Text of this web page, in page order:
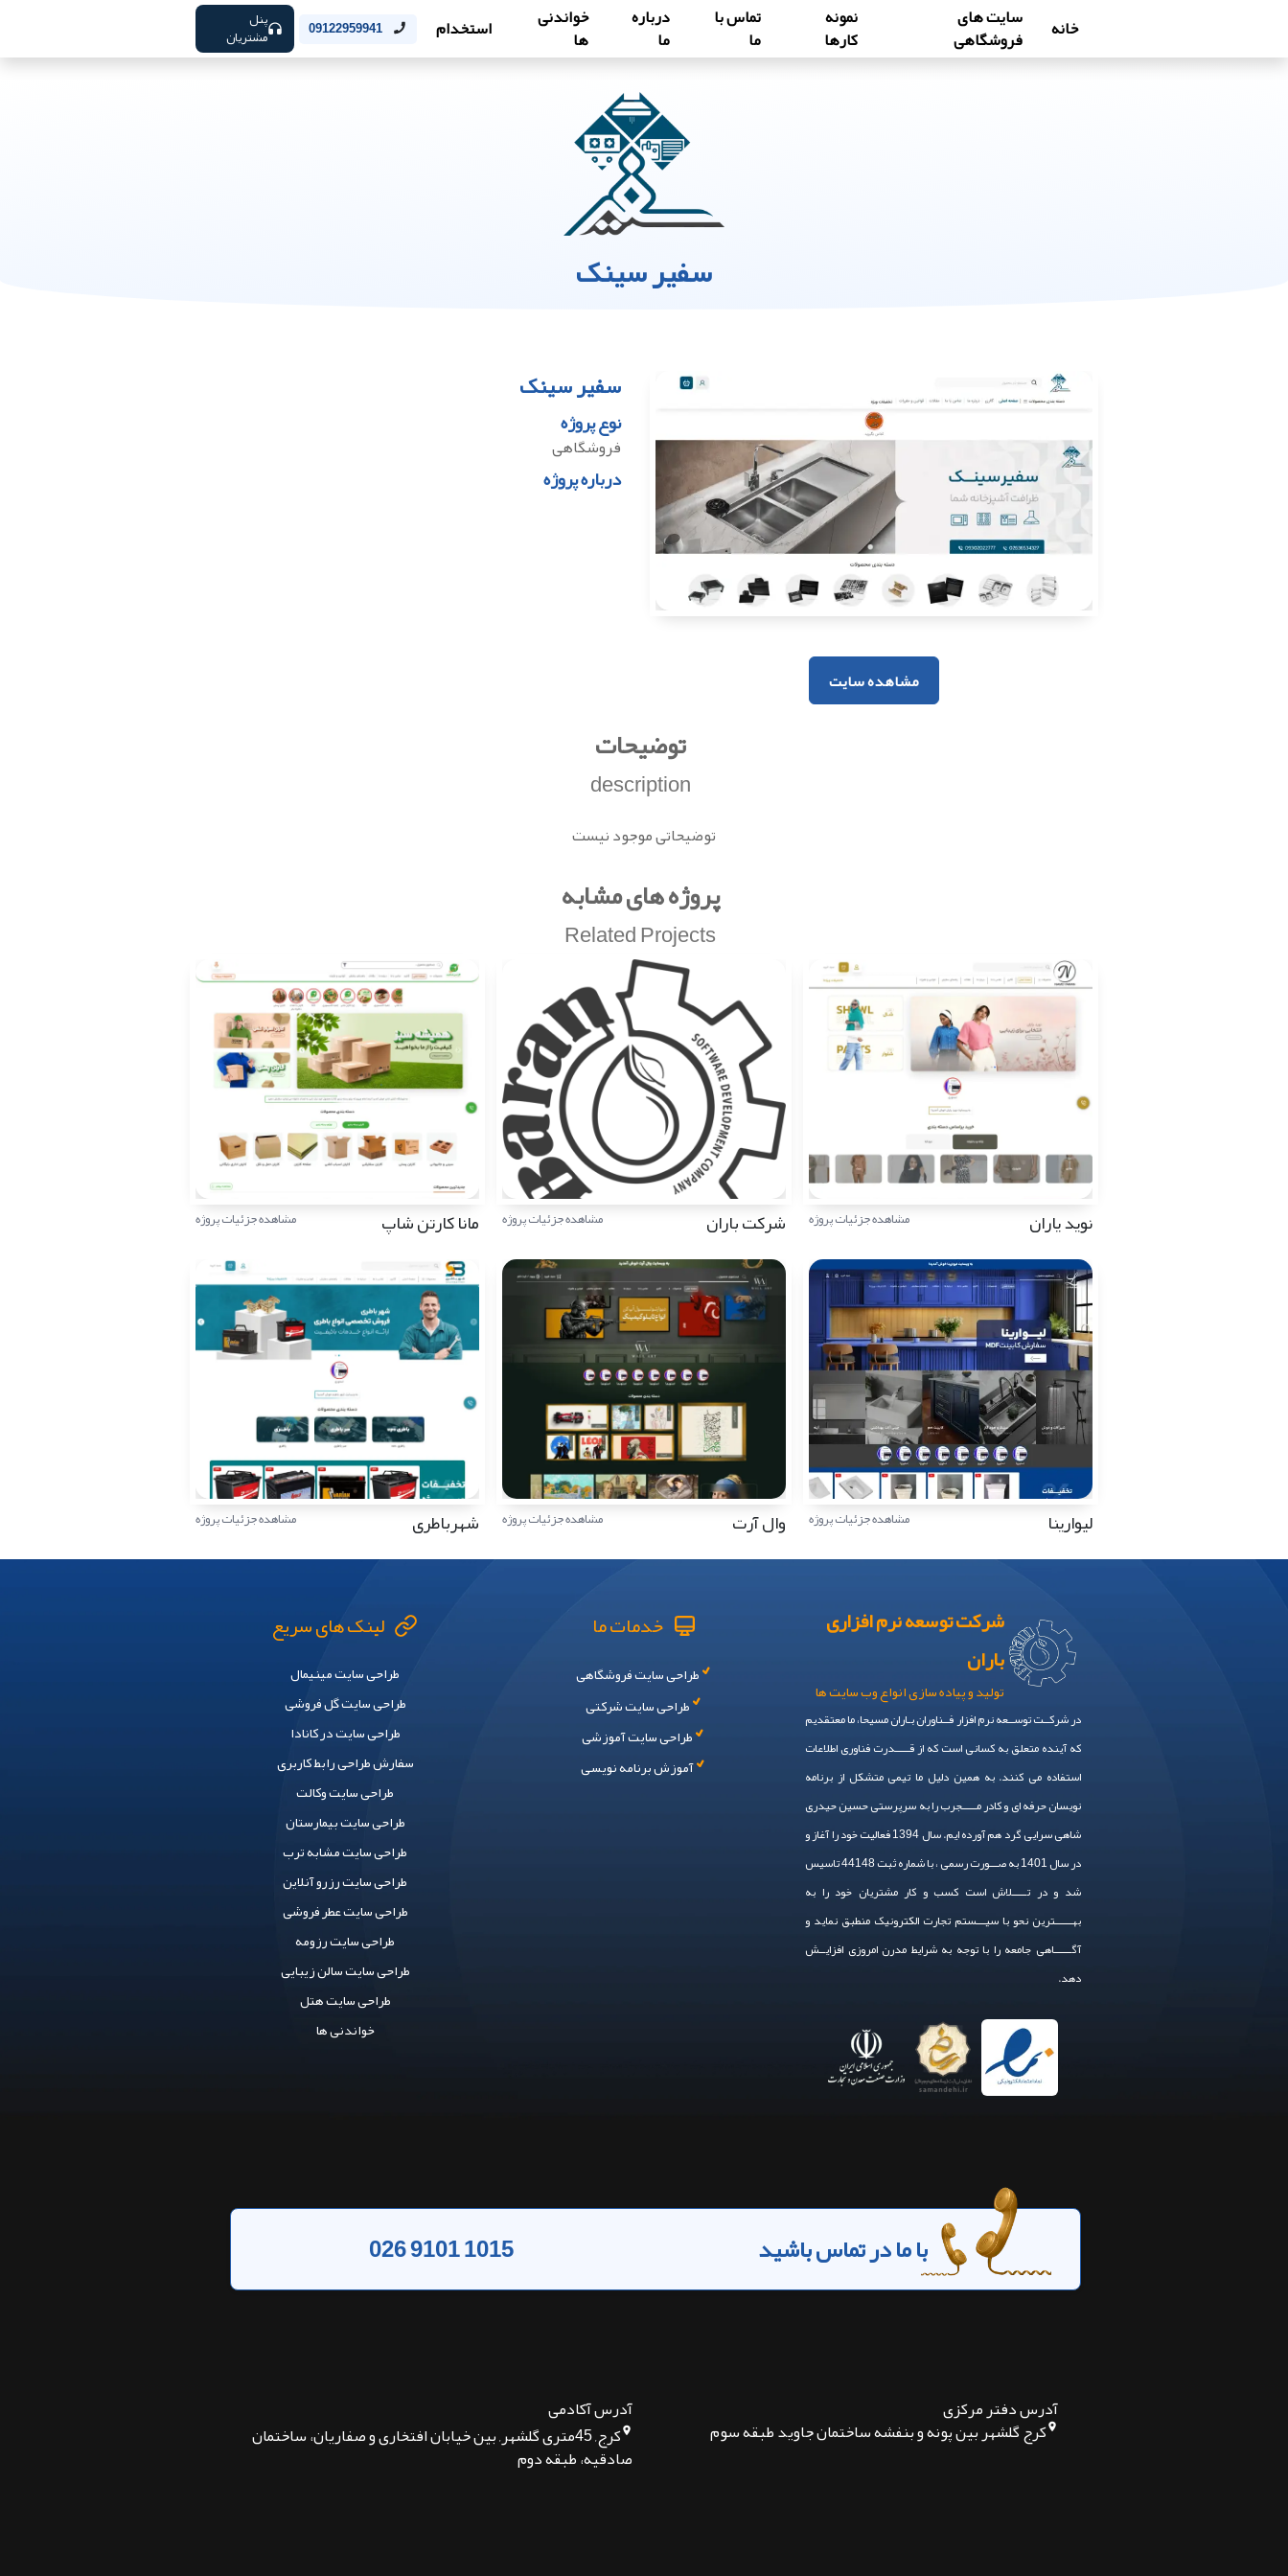
خانه سایت های
فروشگاهی
نمونه
کارها
تماس با
ما
درباره
ما
خواندنی
ها استخدام 09122959941 پنل
مشتریان
سفیر سینک
مشاهده سایت
سفیر سینک
نوع پروژه
فروشگاهی
درباره پروژه
توضیحات
description
توضیحاتی موجود نیست
پروژه های مشابه
Related Projects
نوید یاران مشاهده جزئیات پروژه شرکت باران مشاهده جزئیات پروژه مانا کارتن شاپ مشاهده جزئیات پروژه
لیوارینا مشاهده جزئیات پروژه وال آرت مشاهده جزئیات پروژه شهرباطری مشاهده جزئیات پروژه
شرکت توسعه نرم افزاری
باران
تولید و پیاده سازی انواع وب سایت ها
در شرکــت توســعه نرم افزار فــناوران بـاران مسیحا، ما معتقدیم
که آینده متعلق به کسانی است که از قـــــدرت فناوری اطلاعات
استفاده می کنند. به همین دلیل ما تیمی متشکل از برنامه
نویسان حرفه ای و کادر مـــــجرب را به سرپرستی حسین حیدری
شاهی سرایی گرد هم آورده ایم. سال 1394 فعالیت خود را آغاز و
در سال 1401 به صـــورت رسمی ، با شماره ثبت 44148 تاسیس
شد و در تـــــلاش است کسب و کار مشتریان خود را به
بهــــــترین نحو با سیـــستم تجارت الکترونیک منطبق نماید و
آگــــــاهی جامعه را با توجه به شرایط مدرن امروزی افزایــش
دهد.
خدمات ما
طراحی سایت فروشگاهی
طراحی سایت شرکتی
طراحی سایت آموزشی
آموزش برنامه نویسی
لینک های سریع
طراحی سایت مینیمال
طراحی سایت گل فروشی
طراحی سایت در کانادا
سفارش طراحی رابط کاربری
طراحی سایت وکالت
طراحی سایت بیمارستان
طراحی سایت مشابه ترب
طراحی سایت رزرو آنلاین
طراحی سایت عطر فروشی
طراحی سایت رزومه
طراحی سایت سالن زیبایی
طراحی سایت هتل
خواندنی ها
با ما در تماس باشید 026 9101 1015
آدرس دفتر مرکزی
کرج گلشهر بین پونه و بنفشه ساختمان جاوید طبقه سوم
آدرس آکادمی
کرج, 45متری گلشهر, بین خیابان افتخاری و صفاریان، ساختمان
صادقیه، طبقه دوم